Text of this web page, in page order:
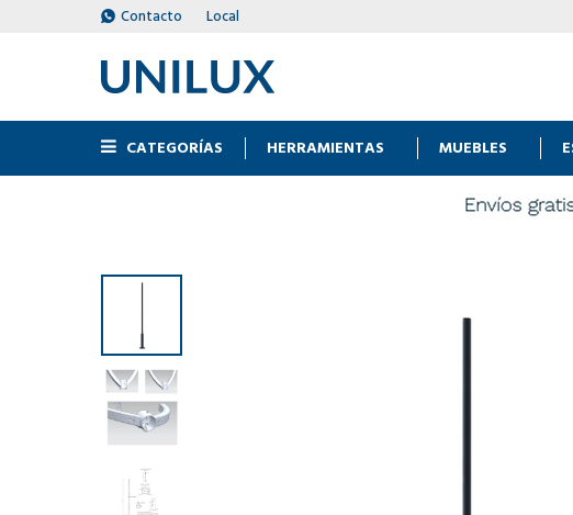
CATEGORÍAS HERRAMIENTAS MUEBLES
Contacto Local